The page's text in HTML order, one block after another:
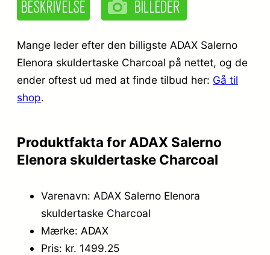
.
1
9
,
0
0
.
9
9
5
Mange leder efter den billigste ADAX Salerno
Elenora skuldertaske Charcoal på nettet, og de
ender oftest ud med at finde tilbud her: Gå til
shop.
Produktfakta for ADAX Salerno
Elenora skuldertaske Charcoal
Varenavn: ADAX Salerno Elenora
skuldertaske Charcoal
Mærke: ADAX
Pris: kr. 1499.25